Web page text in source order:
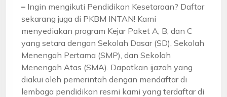
– Ingin mengikuti Pendidikan Kesetaraan? Daftar
sekarang juga di PKBM INTAN! Kami
menyediakan program Kejar Paket A, B, dan C
yang setara dengan Sekolah Dasar (SD), Sekolah
Menengah Pertama (SMP), dan Sekolah
Menengah Atas (SMA). Dapatkan ijazah yang
diakui oleh pemerintah dengan mendaftar di
lembaga pendidikan resmi kami yang terdaftar di